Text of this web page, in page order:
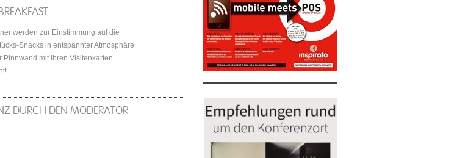
werden zur Einstimmung auf die
Snacks in entspannter Atmosphäre
Pinnwand mit ihren Visitenkarten
DURCH DEN MODERATOR